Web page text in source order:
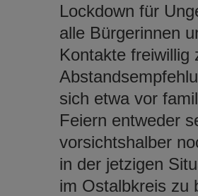
Lockdown für
alle Bürgerinnen
Kontakte freiwillig
sich etwa vor
Feiern entweder
vorsichtshalber
in der jetzigen
im Ostalbkreis zu